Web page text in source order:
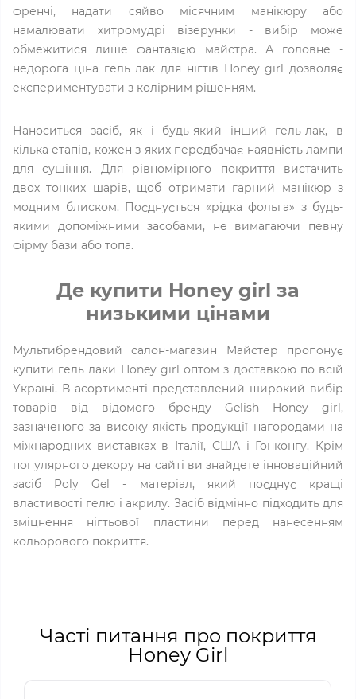
френчі, надати сяйво місячним манікюру або
намалювати хитромудрі візерунки - вибір може
обмежитися лише фантазією майстра. А головне -
недорога ціна гель лак для нігтів Honey girl дозволяє
експериментувати з колірним рішенням.
Наноситься засіб, як і будь-який інший гель-лак, в
кілька етапів, кожен з яких передбачає наявність лампи
для сушіння. Для рівномірного покриття вистачить
двох тонких шарів, щоб отримати гарний манікюр з
модним блиском. Поєднується «рідка фольга» з будь-
якими допоміжними засобами, не вимагаючи певну
фірму бази або топа.
Де купити Honey girl за
низькими цінами
Мультибрендовий салон-магазин Майстер пропонує
купити гель лаки Honey girl оптом з доставкою по всій
Україні. В асортименті представлений широкий вибір
товарів від відомого бренду Gelish Honey girl,
зазначеного за високу якість продукції нагородами на
міжнародних виставках в Італії, США і Гонконгу. Крім
популярного декору на сайті ви знайдете інноваційний
засіб Poly Gel - матеріал, який поєднує кращі
властивості гелю і акрилу. Засіб відмінно підходить для
зміцнення нігтьової пластини перед нанесенням
кольорового покриття.
Часті питання про покриття
Honey Girl